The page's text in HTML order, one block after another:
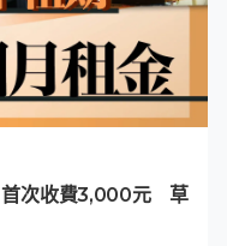
首次收費3,000元 草